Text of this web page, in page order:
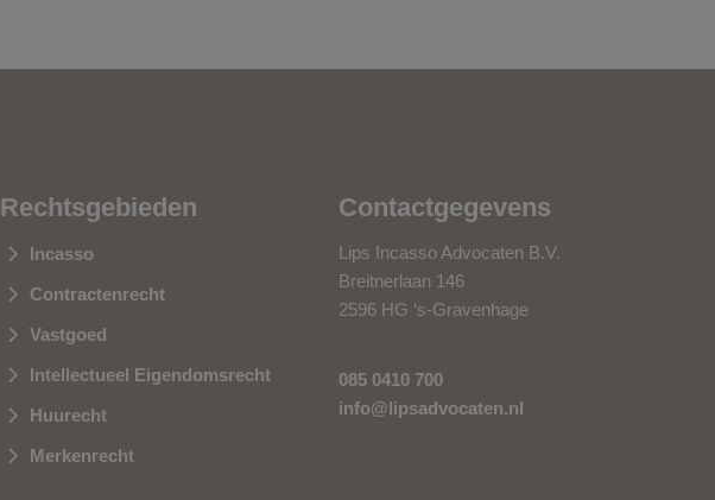
Rechtsgebieden
Incasso
Contractenrecht
Vastgoed
Intellectueel Eigendomsrecht
Huurecht
Merkenrecht
Contactgegevens
Lips Incasso Advocaten B.V.
Breitnerlaan 146
2596 HG ‘s-Gravenhage
085 0410 700
info@lipsadvocaten.nl